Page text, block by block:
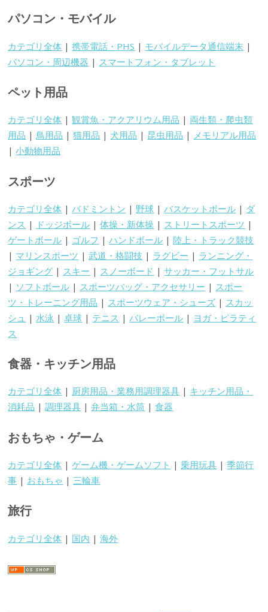
パソコン・モバイル
カテゴリ全体 |携帯電話・PHS | モバイルデータ通信端末 |
パソコン・周辺機器 | スマートフォン・タブレット
ペット用品
カテゴリ全体 |観賞魚・アクアリウム用品 | 両生類・爬虫類
用品 |鳥用品 |猫用品 | 犬用品 | 昆虫用品 | メモリアル用品
|小動物用品
スポーツ
カテゴリ全体 |バドミントン | 野球 |バスケットボール | ダ
ンス | ドッジボール |体操・新体操 | ストリートスポーツ |
ゲートボール | ゴルフ |ハンドボール |陸上・トラック競技
| マリンスポーツ |武道・格闘技 | ラグビー | ランニング・
ジョギング | スキー | スノーボード |サッカー・フットサル
| ソフトボール | スポーツバッグ・アクセサリー | スポー
ツ・トレーニング用品 | スポーツウェア・シューズ | スカッ
シュ | 水泳 |卓球 | テニス |バレーボール | ヨガ・ピラティ
ス
食器・キッチン用品
カテゴリ全体 | 厨房用品・業務用調理器具 | キッチン用品・
消耗品 |調理器具 |弁当箱・水筒 |食器
おもちゃ・ゲーム
カテゴリ全体 |ゲーム機・ゲームソフト |乗用玩具 |季節行
事 | おもちゃ |三輪車
旅行
カテゴリ全体 | 国内 |海外